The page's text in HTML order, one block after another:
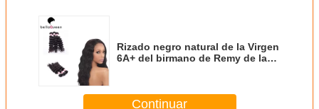
Rizado negro natural de la Virgen
6A+ del birmano de Remy de la
Continuar